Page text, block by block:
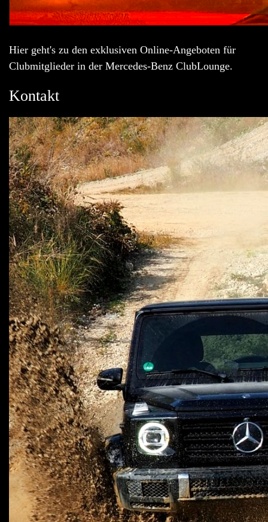
Hier geht's zu den exklusiven Online-Angeboten für
Clubmitglieder in der Mercedes-Benz ClubLounge.
Kontakt